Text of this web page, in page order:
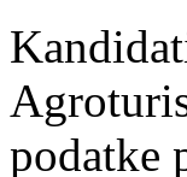
podatke